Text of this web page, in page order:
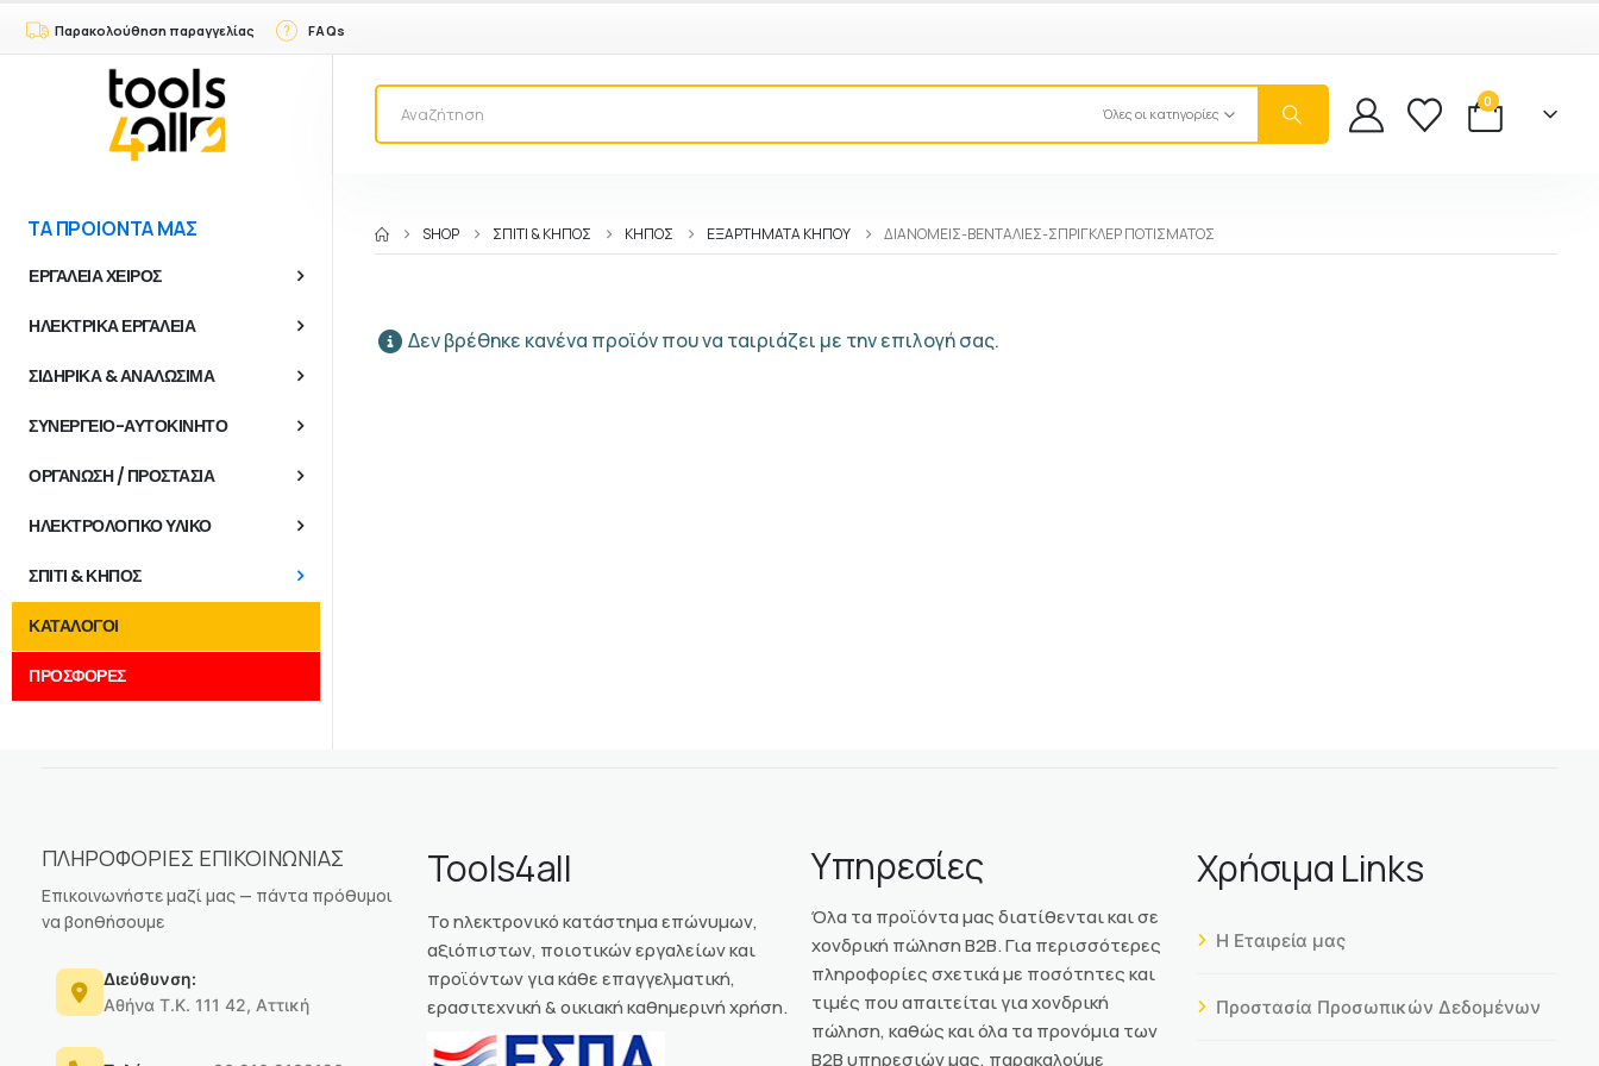
Παρακολούθηση παραγγελίας FAQs
Όλες οι κατηγορίες
0
SHOP ΣΠΙΤΙ & ΚΗΠΟΣ ΚΉΠΟΣ ΕΞΑΡΤΉΜΑΤΑ ΚΉΠΟΥ ΔΙΑΝΟΜΕΊΣ-ΒΕΝΤΆΛΙΕΣ-ΣΠΡΊΓΚΛΕΡ ΠΟΤΊΣΜΑΤΟΣ
Δεν βρέθηκε κανένα προϊόν που να ταιριάζει με την επιλογή σας.
ΤΑ ΠΡΟΙΟΝΤΑ ΜΑΣ
ΕΡΓΑΛΕΙΑ ΧΕΙΡΟΣ
ΗΛΕΚΤΡΙΚΑ ΕΡΓΑΛΕΙΑ
ΣΙΔΗΡΙΚΑ & ΑΝΑΛΩΣΙΜΑ
ΣΥΝΕΡΓΕΙΟ-ΑΥΤΟΚΙΝΗΤΟ
ΟΡΓΑΝΩΣΗ / ΠΡΟΣΤΑΣΙΑ
ΗΛΕΚΤΡΟΛΟΓΙΚΟ ΥΛΙΚΟ
ΣΠΙΤΙ & ΚΗΠΟΣ
ΚΑΤΑΛΟΓΟΙ
ΠΡΟΣΦΟΡΕΣ
ΠΛΗΡΟΦΟΡΙΕΣ ΕΠΙΚΟΙΝΩΝΙΑΣ
Επικοινωνήστε μαζί μας — πάντα πρόθυμοι
να βοηθήσουμε
Διεύθυνση:
Αθήνα Τ.Κ. 111 42, Αττική
Tools4all
Το ηλεκτρονικό κατάστημα επώνυμων,
αξιόπιστων, ποιοτικών εργαλείων και
προϊόντων για κάθε επαγγελματική,
ερασιτεχνική & οικιακή καθημερινή χρήση.
Υπηρεσίες
Όλα τα προϊόντα μας διατίθενται και σε
χονδρική πώληση Β2Β. Για περισσότερες
πληροφορίες σχετικά με ποσότητες και
τιμές που απαιτείται για χονδρική
πώληση, καθώς και όλα τα προνόμια των
Β2Β υπηρεσιών μας, παρακαλούμε
Χρήσιμα Links
Η Εταιρεία μας
Προστασία Προσωπικών Δεδομένων